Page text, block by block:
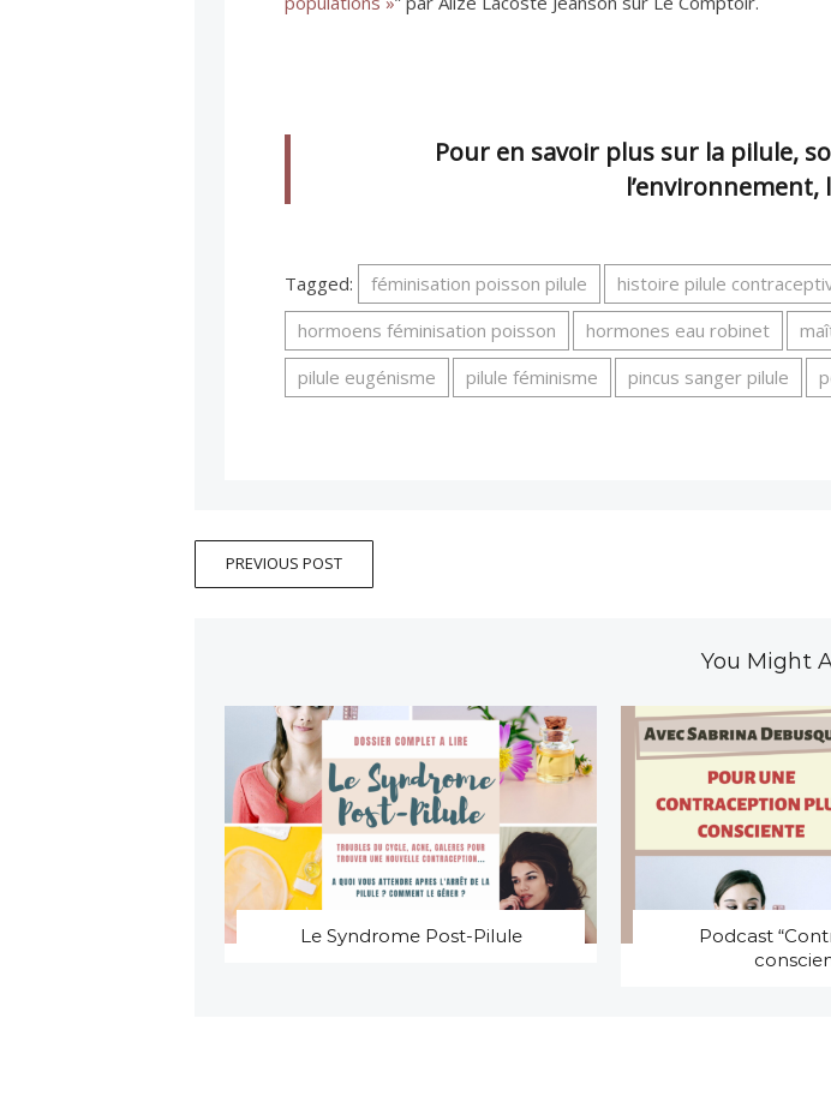
Pour en savoir plus sur la pilule,
l’environnement,
Tagged: féminisation poisson pilule histoire pilule
hormoens féminisation poisson
hormones eau robinet
pilule eugénisme
pilule féminisme pincus sanger pilule
PREVIOUS POST
You Might
Le Syndrome Post-Pilule
Podcast